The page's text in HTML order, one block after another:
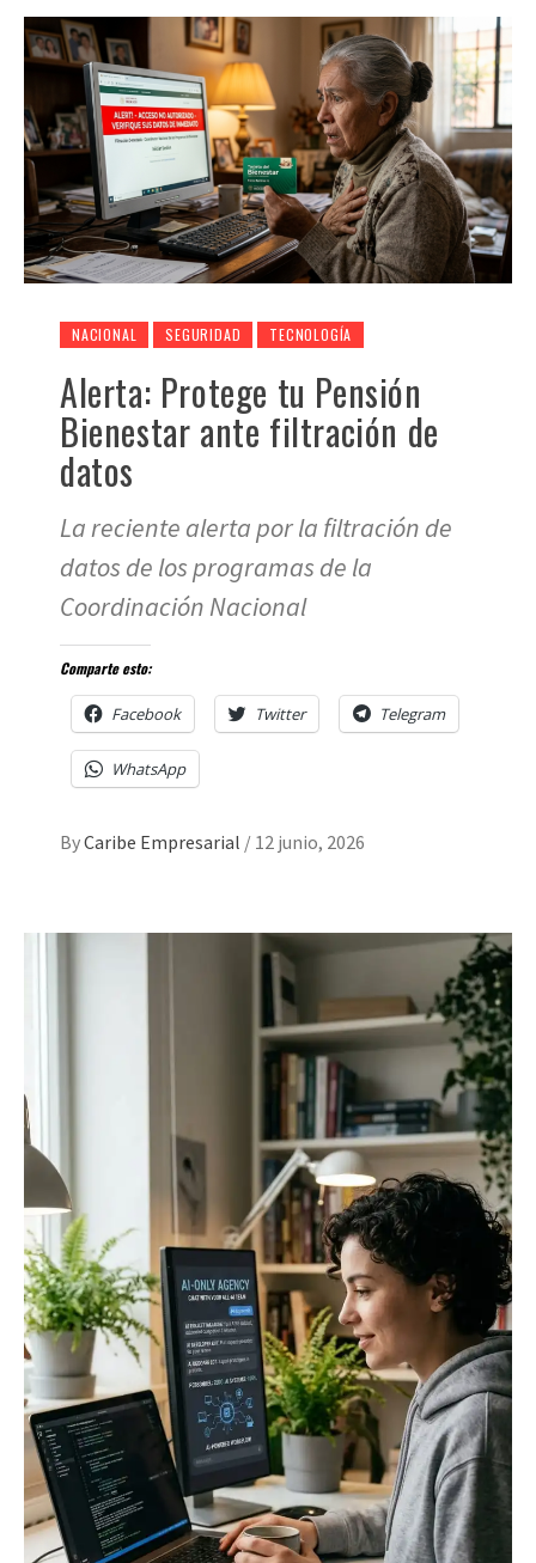
NACIONAL SEGURIDAD TECNOLOGÍA
Alerta: Protege tu Pensión
Bienestar ante filtración de
datos
La reciente alerta por la filtración de
datos de los programas de la
Coordinación Nacional
Comparte esto:
Facebook Twitter Telegram
WhatsApp
ByCaribe Empresarial / 12 junio, 2026